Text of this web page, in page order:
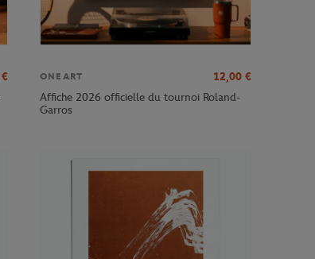
€
ONEART 12,00 €
Affiche 2026 officielle du tournoi Roland-
Garros